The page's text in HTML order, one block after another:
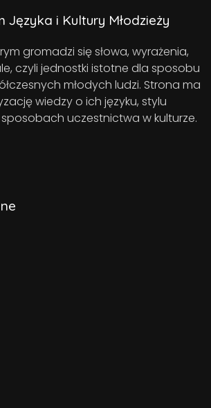
Języka i Kultury Młodzieży
gromadzi się słowa, wyrażenia,
czyli jednostki istotne dla sposobu
młodych ludzi. Strona ma
wiedzy o ich języku, stylu
uczestnictwa w kulturze.